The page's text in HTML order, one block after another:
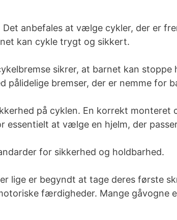
anbefales at vælge cykler, der er
kan cykle trygt og sikkert.
sikrer, at barnet kan
bremser, der er nemme for
på cyklen. En korrekt monteret
essentielt at vælge en hjelm, der
for sikkerhed og holdbarhed.
lige er begyndt at tage deres første
færdigheder. Mange gåvogne